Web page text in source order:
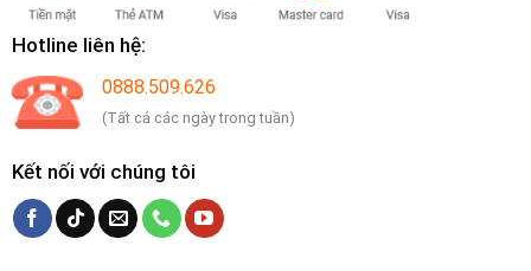
Hotline liên hệ:
0888.509.626
(Tất cả các ngày trong tuần)
Kết nối với chúng tôi